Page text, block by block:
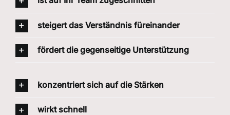
steigert das Verständnis füreinander
fördert die gegenseitige Unterstützung
konzentriert sich auf die Stärken
wirkt schnell